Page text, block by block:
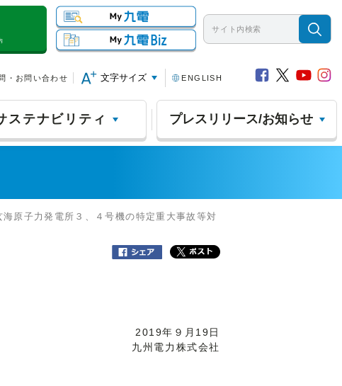
・お問い合わせ 文字サイズ ENGLISH
ステナビリティ プレスリリース/お知らせ
原子力発電所３、４号機の特定重大事故等対
2019年９月19日
九州電力株式会社